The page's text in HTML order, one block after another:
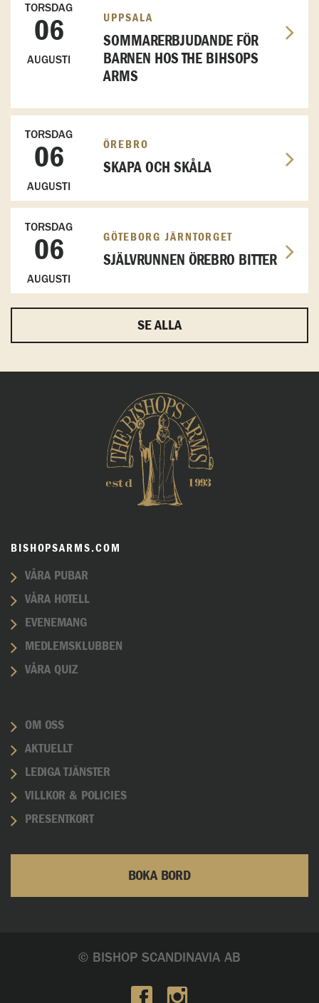
TORSDAG
06
AUGUSTI
UPPSALA
SOMMARERBJUDANDE FÖR
BARNEN HOS THE BIHSOPS
ARMS
TORSDAG
06
AUGUSTI
ÖREBRO
SKAPA OCH SKÅLA
TORSDAG
06
AUGUSTI
GÖTEBORG JÄRNTORGET
SJÄLVRUNNEN ÖREBRO BITTER
SE ALLA
BISHOPSARMS.COM
VÅRA PUBAR
VÅRA HOTELL
EVENEMANG
MEDLEMSKLUBBEN
VÅRA QUIZ
OM OSS
AKTUELLT
LEDIGA TJÄNSTER
VILLKOR & POLICIES
PRESENTKORT
BOKA BORD
© BISHOP SCANDINAVIA AB